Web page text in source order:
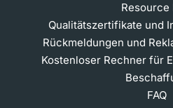
Resource
Qualitätszertifikate und
Rückmeldungen und
Kostenloser Rechner für
FAQ